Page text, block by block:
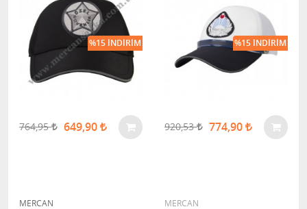
764,95 649,90
%15 İNDIRIM
920,53 774,90
%15 İNDIRIM
MERCAN MERCAN